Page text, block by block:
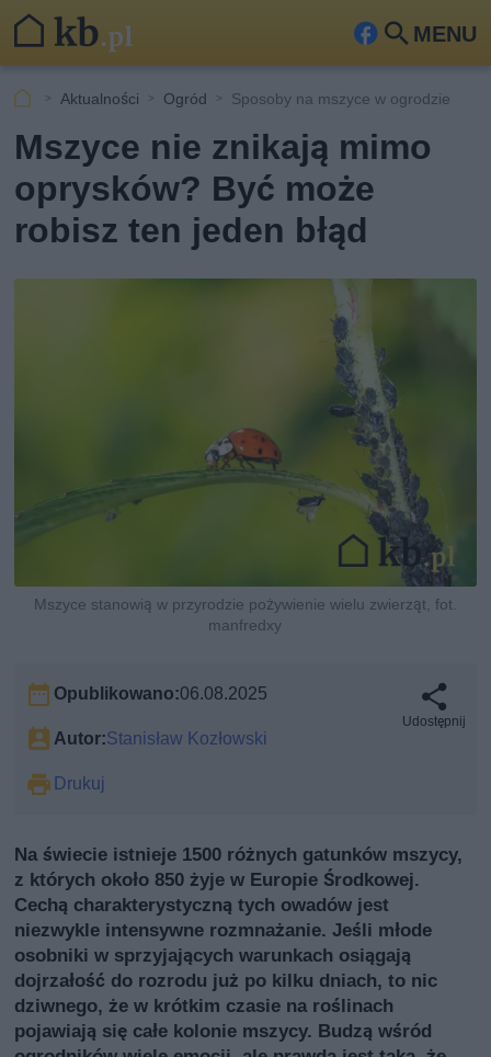
MENU
Fa
ook
Szu
Aktualności Ogród Sposoby na mszyce w ogrodzie
Mszyce nie znikają mimo
oprysków? Być może
robisz ten jeden błąd
Mszyce stanowią w przyrodzie pożywienie wielu zwierząt, fot.
manfredxy
Opublikowano:06.08.2025
Autor:Stanisław Kozłowski
Drukuj
Udostępnij
Na świecie istnieje 1500 różnych gatunków mszycy,
z których około 850 żyje w Europie Środkowej.
Cechą charakterystyczną tych owadów jest
niezwykle intensywne rozmnażanie. Jeśli młode
osobniki w sprzyjających warunkach osiągają
dojrzałość do rozrodu już po kilku dniach, to nic
dziwnego, że w krótkim czasie na roślinach
pojawiają się całe kolonie mszycy. Budzą wśród